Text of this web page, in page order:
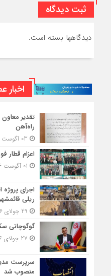
ثبت دیدگاه
دیدگاهها بسته است.
اخبار
تقدیر
راه‌آهن
اعزام قطار
اجرای پروژه
ریلی
گوگوچانی
سرپرست
منصوب شد